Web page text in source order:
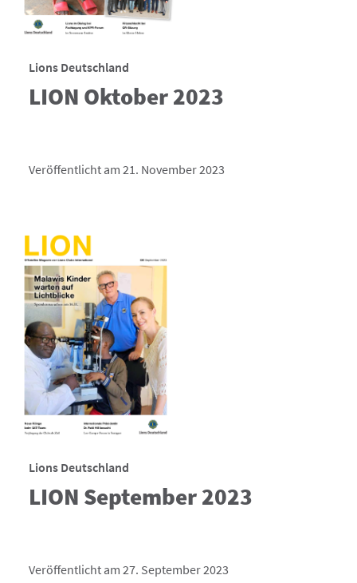
Lions Deutschland
LION Oktober 2023
Veröffentlicht am 21. November 2023
Lions Deutschland
LION September 2023
Veröffentlicht am 27. September 2023